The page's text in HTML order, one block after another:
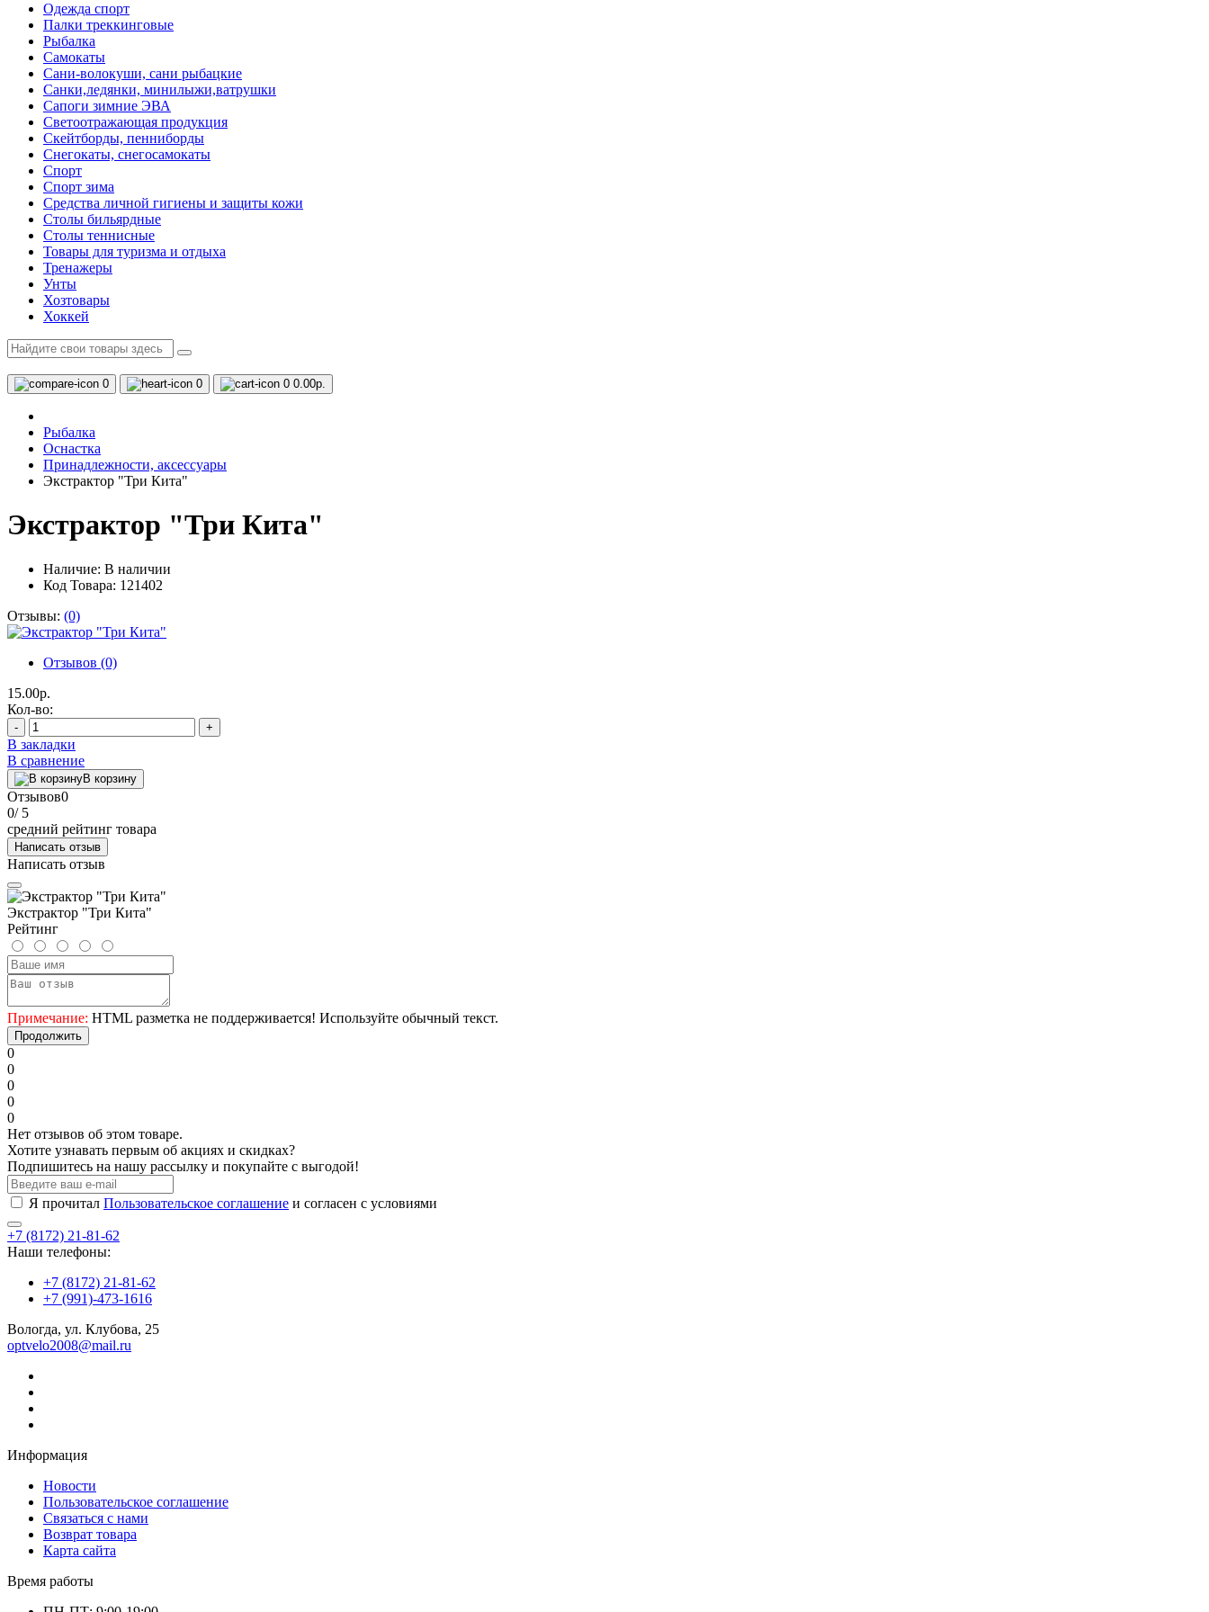
Одежда спорт
Палки треккинговые
Рыбалка
Самокаты
Сани-волокуши, сани рыбацкие
Санки,ледянки, минилыжи,ватрушки
Сапоги зимние ЭВА
Светоотражающая продукция
Скейтборды, пенниборды
Снегокаты, снегосамокаты
Спорт
Спорт зима
Средства личной гигиены и защиты кожи
Столы бильярдные
Столы теннисные
Товары для туризма и отдыха
Тренажеры
Унты
Хозтовары
Хоккей
0 0 0 0.00р.
Рыбалка
Оснастка
Принадлежности, аксессуары
Экстрактор "Три Кита"
Экстрактор "Три Кита"
Наличие: В наличии
Код Товара: 121402
Отзывы: (0)
Отзывов (0)
15.00р.
Кол-во:
- +
В закладки
В сравнение
В корзину
Отзывов0
0/ 5
средний рейтинг товара
Написать отзыв
Написать отзыв
Экстрактор "Три Кита"
Рейтинг
Примечание: HTML разметка не поддерживается! Используйте обычный текст.
Продолжить
0
0
0
0
0
Нет отзывов об этом товаре.
Хотите узнавать первым об акциях и скидках?
Подпишитесь на нашу рассылку и покупайте с выгодой!
Я прочитал Пользовательское соглашение и согласен с условиями
+7 (8172) 21-81-62
Наши телефоны:
+7 (8172) 21-81-62
+7 (991)-473-1616
Вологда, ул. Клубова, 25
optvelo2008@mail.ru
Информация
Новости
Пользовательское соглашение
Связаться с нами
Возврат товара
Карта сайта
Время работы